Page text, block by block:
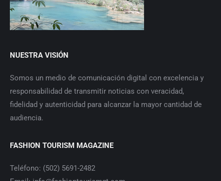
NUESTRA VISIÓN
Somos un medio de comunicación digital con excelencia y
responsabilidad de transmitir noticias con veracidad,
fidelidad y autenticidad para alcanzar la mayor cantidad de
audiencia.
FASHION TOURISM MAGAZINE
Teléfono: (502) 5691-2482